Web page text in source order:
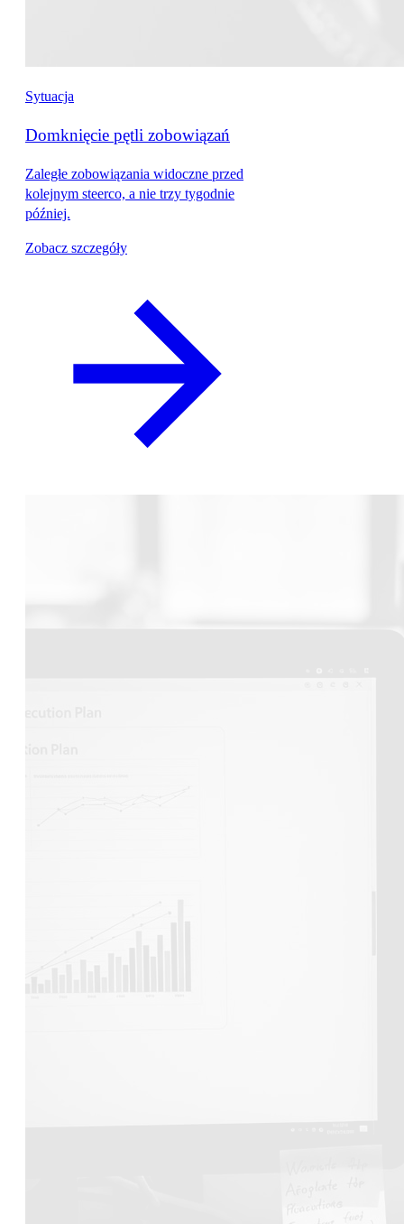
Sytuacja
Domknięcie pętli zobowiązań
Zaległe zobowiązania widoczne przed
kolejnym steerco, a nie trzy tygodnie
później.
Zobacz szczegóły